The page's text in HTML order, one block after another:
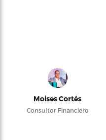
Moises Cortés
Consultor Financiero